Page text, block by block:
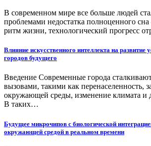
В современном мире все больше людей
проблемами недостатка полноценного
ритм жизни, технологический прогресс
Влияние искусственного интеллекта на
городов будущего
Введение Современные города
вызовами, такими как перенаселенность,
окружающей среды, изменение климата и
В таких…
Будущее микрочипов с биологической
окружающей средой в реальном времени